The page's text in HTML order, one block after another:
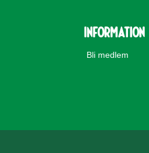
Information
Bli medlem